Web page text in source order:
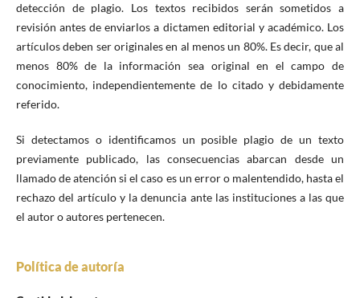
detección de plagio. Los textos recibidos serán sometidos a
revisión antes de enviarlos a dictamen editorial y académico. Los
artículos deben ser originales en al menos un 80%. Es decir, que al
menos 80% de la información sea original en el campo de
conocimiento, independientemente de lo citado y debidamente
referido.
Si detectamos o identificamos un posible plagio de un texto
previamente publicado, las consecuencias abarcan desde un
llamado de atención si el caso es un error o malentendido, hasta el
rechazo del artículo y la denuncia ante las instituciones a las que
el autor o autores pertenecen.
Política de autoría